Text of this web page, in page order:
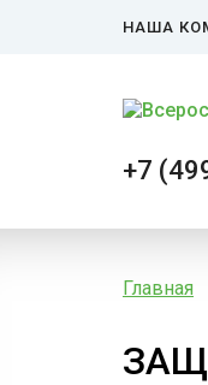
НАША
+7
Главная